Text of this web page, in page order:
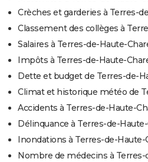
Crèches et garderies à Terres-
Classement des collèges à
Salaires à Terres-de-Haute-
Impôts à Terres-de-Haute-
Dette et budget de Terres-de-
Climat et historique météo de
Accidents à Terres-de-Haute-
Délinquance à Terres-de-
Inondations à Terres-de-Haute-
Nombre de médecins à